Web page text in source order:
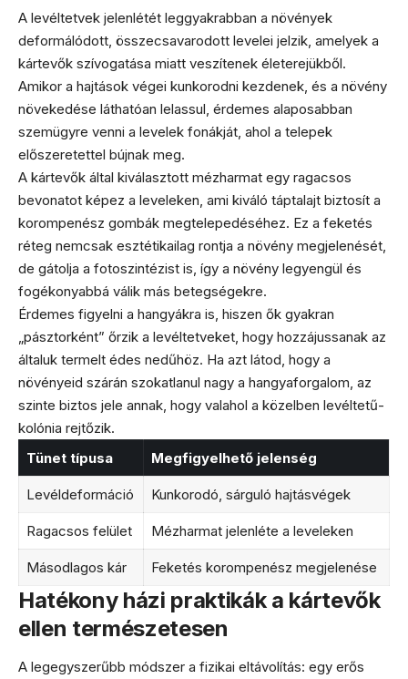
A levéltetvek jelenlétét leggyakrabban a növények
deformálódott, összecsavarodott levelei jelzik, amelyek a
kártevők szívogatása miatt veszítenek életerejükből.
Amikor a hajtások végei kunkorodni kezdenek, és a növény
növekedése láthatóan lelassul, érdemes alaposabban
szemügyre venni a levelek fonákját, ahol a telepek
előszeretettel bújnak meg.
A kártevők által kiválasztott mézharmat egy ragacsos
bevonatot képez a leveleken, ami kiváló táptalajt biztosít a
korompenész gombák megtelepedéséhez. Ez a feketés
réteg nemcsak esztétikailag rontja a növény megjelenését,
de gátolja a fotoszintézist is, így a növény legyengül és
fogékonyabbá válik más betegségekre.
Érdemes figyelni a hangyákra is, hiszen ők gyakran
„pásztorként” őrzik a levéltetveket, hogy hozzájussanak az
általuk termelt édes nedűhöz. Ha azt látod, hogy a
növényeid szárán szokatlanul nagy a hangyaforgalom, az
szinte biztos jele annak, hogy valahol a közelben levéltetű-
kolónia rejtőzik.
Tünet típusa
Megfigyelhető jelenség
Levéldeformáció Kunkorodó, sárguló hajtásvégek
Ragacsos felület Mézharmat jelenléte a leveleken
Másodlagos kár Feketés korompenész megjelenése
Hatékony házi praktikák a kártevők
ellen természetesen
A legegyszerűbb módszer a fizikai eltávolítás: egy erős